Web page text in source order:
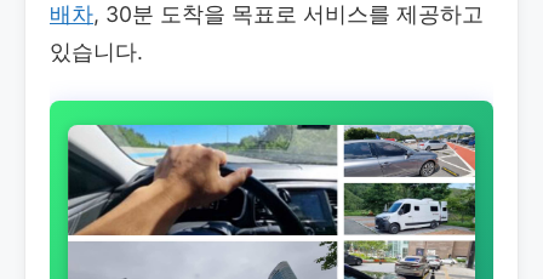
배차, 30분 도착을 목표로 서비스를 제공하고
있습니다.